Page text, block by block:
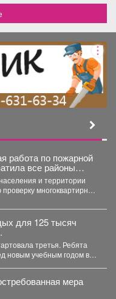
работа по пожарной
все районы
и территории
многоквартирных
для 125 тысяч
третья. Ребята
новым учебным годом в
мера